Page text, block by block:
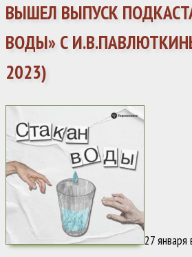
ВЫШЕЛ ВЫПУСК
ВОДЫ» С
2023)
27 января